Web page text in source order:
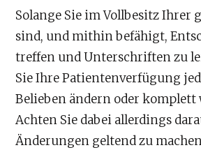
Solange Sie im Vollbesitz Ihrer
sind, und mithin befähigt,
treffen und Unterschriften zu
Sie Ihre Patientenverfügung
Belieben ändern oder komplett
Achten Sie dabei allerdings
Änderungen geltend zu